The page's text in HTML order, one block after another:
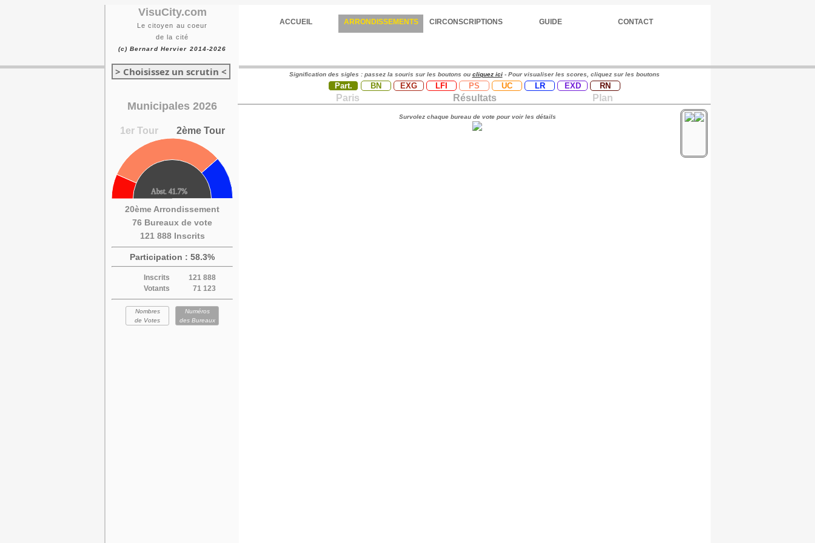
VisuCity.com
Le citoyen au coeur
de la cité
(c) Bernard Hervier 2014-2026
ACCUEIL ARRONDISSEMENTS CIRCONSCRIPTIONS GUIDE CONTACT
> Choisissez un scrutin <
Municipales 2026
1er Tour 2ème Tour
20ème Arrondissement
76 Bureaux de vote
121 888 Inscrits
Participation : 58.3%
Inscrits
121 888
Votants
71 123
Nombres
de Votes
Numéros
des Bureaux
Signification des sigles : passez la souris sur les boutons ou cliquez ici- Pour visualiser les scores, cliquez sur les boutons
Part. BN EXG LFI PS UC LR EXD RN
Paris Résultats Plan
Survolez chaque bureau de vote pour voir les détails